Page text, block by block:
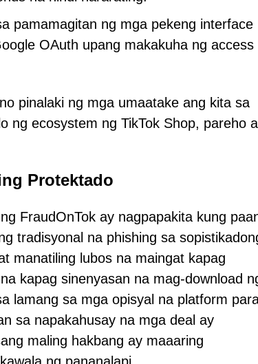
pamamagitan ng mga pekeng interface
OAuth upang makakuha ng access
pinalaki ng mga umaatake ang kita sa
ng ecosystem ng TikTok Shop, pareho
Protektado
FraudOnTok ay nagpapakita kung
tradisyonal na phishing sa
manatiling lubos na maingat kapag
kapag sinenyasan na mag-download
lamang sa mga opisyal na platform
sa napakahusay na mga deal ay
maling hakbang ay maaaring